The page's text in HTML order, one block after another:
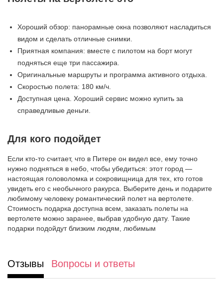
Хороший обзор: панорамные окна позволяют насладиться
видом и сделать отличные снимки.
Приятная компания: вместе с пилотом на борт могут
подняться еще три пассажира.
Оригинальные маршруты и программа активного отдыха.
Скоростью полета: 180 км/ч.
Доступная цена. Хороший сервис можно купить за
справедливые деньги.
Для кого подойдет
Если кто-то считает, что в Питере он видел все, ему точно
нужно подняться в небо, чтобы убедиться: этот город —
настоящая головоломка и сокровищница для тех, кто готов
увидеть его с необычного ракурса. Выберите день и подарите
любимому человеку романтический полет на вертолете.
Стоимость подарка доступна всем, заказать полеты на
вертолете можно заранее, выбрав удобную дату. Такие
подарки подойдут близким людям, любимым
Отзывы Вопросы и ответы